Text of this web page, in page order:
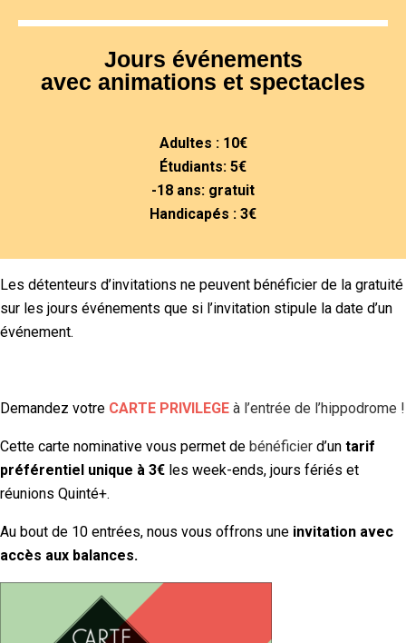
Jours événements
avec animations et spectacles
Adultes : 10€
Étudiants: 5€
-18 ans: gratuit
Handicapés : 3€
Les détenteurs d’invitations ne peuvent bénéficier de la gratuité
sur les jours événements que si l’invitation stipule la date d’un
événement.
Demandez votre CARTE PRIVILEGE à l’entrée de l’hippodrome !
Cette carte nominative vous permet de bénéficier d’un tarif
préférentiel unique à 3€ les week-ends, jours fériés et
réunions Quinté+.
Au bout de 10 entrées, nous vous offrons une invitation avec
accès aux balances.